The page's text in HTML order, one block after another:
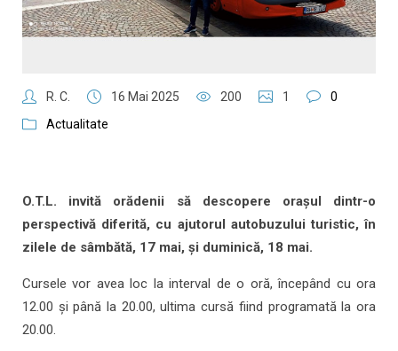
R. C. 16 Mai 2025 200 1
0
Actualitate
O.T.L. invită orădenii să descopere orașul dintr-o
perspectivă diferită, cu ajutorul autobuzului turistic, în
zilele de sâmbătă, 17 mai, și duminică, 18 mai.
Cursele vor avea loc la interval de o oră, începând cu ora
12.00 și până la 20.00, ultima cursă fiind programată la ora
20.00.